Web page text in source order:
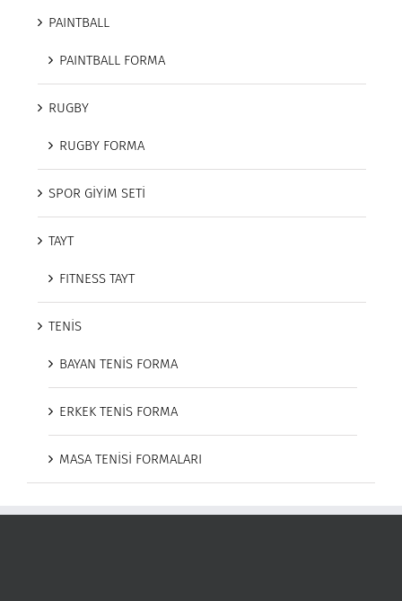
PAINTBALL
PAINTBALL FORMA
RUGBY
RUGBY FORMA
SPOR GİYİM SETİ
TAYT
FITNESS TAYT
TENİS
BAYAN TENİS FORMA
ERKEK TENİS FORMA
MASA TENİSİ FORMALARI